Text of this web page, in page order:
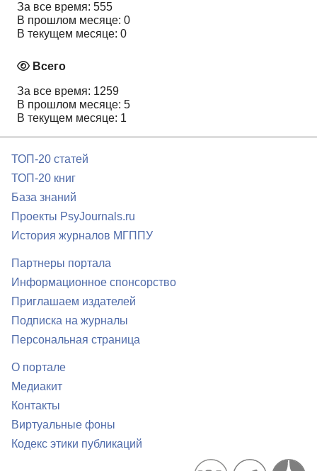
За все время: 555
В прошлом месяце: 0
В текущем месяце: 0
Всего
За все время: 1259
В прошлом месяце: 5
В текущем месяце: 1
ТОП-20 статей
ТОП-20 книг
База знаний
Проекты PsyJournals.ru
История журналов МГППУ
Партнеры портала
Информационное спонсорство
Приглашаем издателей
Подписка на журналы
Персональная страница
О портале
Медиакит
Контакты
Виртуальные фоны
Кодекс этики публикаций